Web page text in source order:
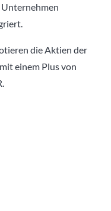
die Aktien der
einem Plus von